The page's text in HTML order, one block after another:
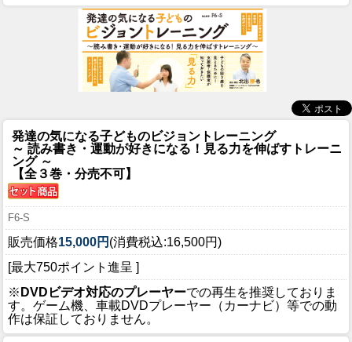
発達の気になる子どものビジョントレーニング
～ 読み書き・運動が好きになる！見る力を伸ばすトレーニ
ング ～
【全３巻・分売不可】
F6-S
販売価格15,000円 (消費税込:16,500円)
[最大750ポイント進呈 ]
※ DVDビデオ対応のプレーヤーでの再生を推奨しておりま
す。ゲーム機、車載DVDプレーヤー（カーナビ）等での動
作は保証しておりません。